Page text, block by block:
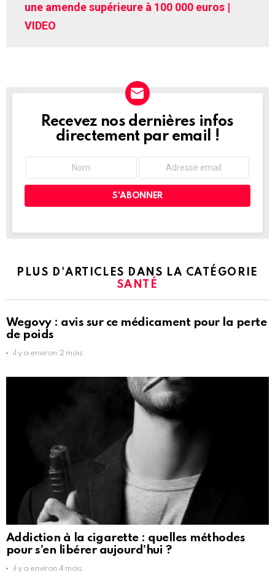
une amende supérieure à 100 000 euros |
VIDEO
NEWSLETTER
Recevez nos dernières infos
directement par email !
PLUS D'ARTICLES DANS LA CATÉGORIE
SANTÉ
Wegovy : avis sur ce médicament pour la perte
de poids
il y a environ 2 mois
Addiction à la cigarette : quelles méthodes
pour s’en libérer aujourd’hui ?
il y a environ 4 mois